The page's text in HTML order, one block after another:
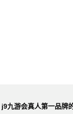
j9九游会真人第一品牌